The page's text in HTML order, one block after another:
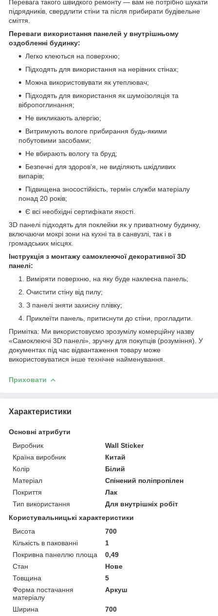
Перевага такого швидкого ремонту — вам не потрібно шукати
підрядників, свердлити стіни та після прибирати будівельне
сміття.
Переваги використання панелей у внутрішньому
оздобленні будинку:
Легко клеються на поверхню;
Підходять для використання на нерівних стінах;
Можна використовувати як утеплювач;
Підходять для використання як шумоізоляція та
вібропоглинання;
Не викликають алергію;
Витримують вологе прибирання будь-якими
побутовими засобами;
Не вбирають вологу та бруд;
Безпечні для здоров'я, не виділяють шкідливих
випарів;
Підвищена зносостійкість, термін служби матеріалу
понад 20 років;
Є всі необхідні сертифікати якості.
3D панелі підходять для поклейки як у приватному будинку,
включаючи мокрі зони на кухні та в санвузлі, так і в
громадських місцях.
Інструкція з монтажу самоклеючої декоративної 3D
панелі:
Виміряти поверхню, на яку буде наклеєна панель;
Очистити стіну від пилу;
З панелі зняти захисну плівку;
Приклеїти панель, притиснути до стіни, прогладити.
Примітка: Ми використовуємо зрозумілу комерційну назву
«Самоклеючі 3D панелі», зручну для покупців (розуміння). У
документах під час відвантаження товару може
використовуватися інше технічне найменування.
Приховати
Характеристики
Основні атрибути
Виробник
Wall Sticker
Країна виробник
Китай
Колір
Білий
Матеріал
Спінений поліпропілен
Покриття
Лак
Тип використання
Для внутрішніх робіт
Користувальницькі характеристики
Висота
700
Кількість в пакованні
1
Покривна панеллю площа
0,49
Стан
Нове
Товщина
5
Форма постачання
матеріалу
Аркуш
Ширина 700